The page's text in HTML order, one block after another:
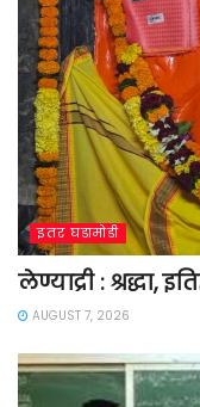
इतर घडामोडी
लेण्याद्री : श्रद्धा,
AUGUST 7, 2026